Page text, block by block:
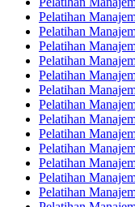
Pelatihan
Pelatihan
Pelatihan
Pelatihan
Pelatihan
Pelatihan
Pelatihan
Pelatihan
Pelatihan
Pelatihan
Pelatihan
Pelatihan
Pelatihan